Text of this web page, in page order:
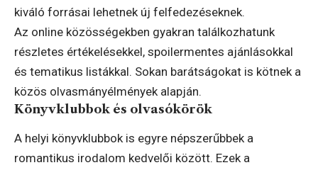
kiváló forrásai lehetnek új felfedezéseknek.
Az online közösségekben gyakran találkozhatunk
részletes értékelésekkel, spoilermentes ajánlásokkal
és tematikus listákkal. Sokan barátságokat is kötnek a
közös olvasmányélmények alapján.
Könyvklubbok és olvasókörök
A helyi könyvklubbok is egyre népszerűbbek a
romantikus irodalom kedvelői között. Ezek a